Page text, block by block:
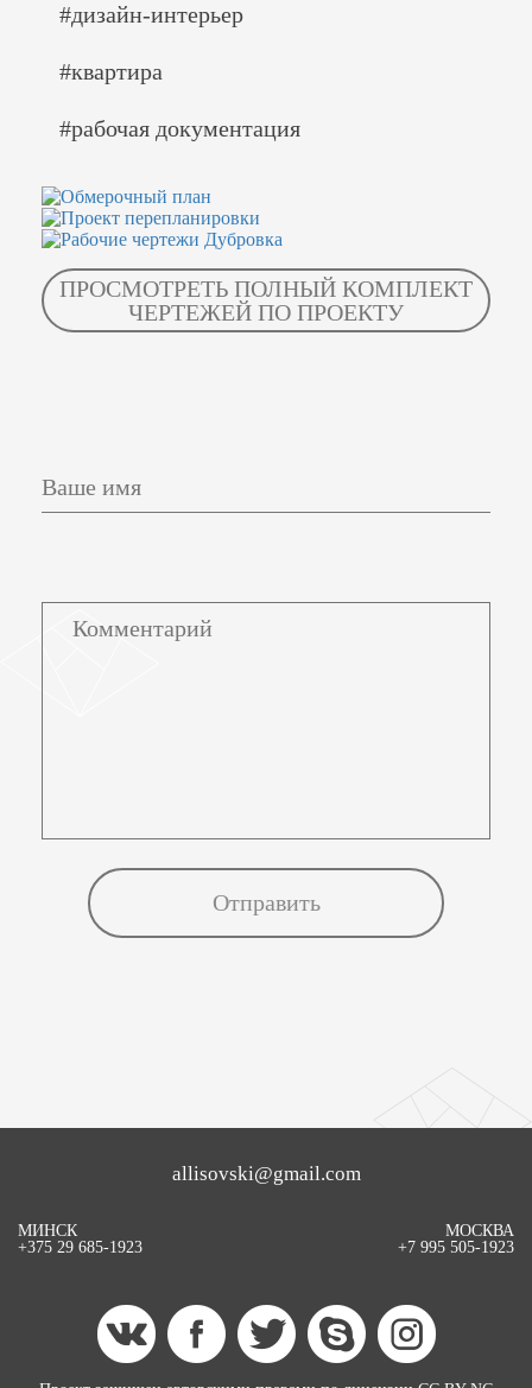
#дизайн-интерьер
#квартира
#рабочая документация
ПРОСМОТРЕТЬ ПОЛНЫЙ КОМПЛЕКТ
ЧЕРТЕЖЕЙ ПО ПРОЕКТУ
Ваше имя
МИНСК
+375 29 685-1923
allisovski@gmail.com
МОСКВА
+7 995 505-1923